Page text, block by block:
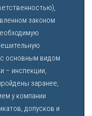
законом
основным видом
– инспекции,
заранее,
у компании
допусков и